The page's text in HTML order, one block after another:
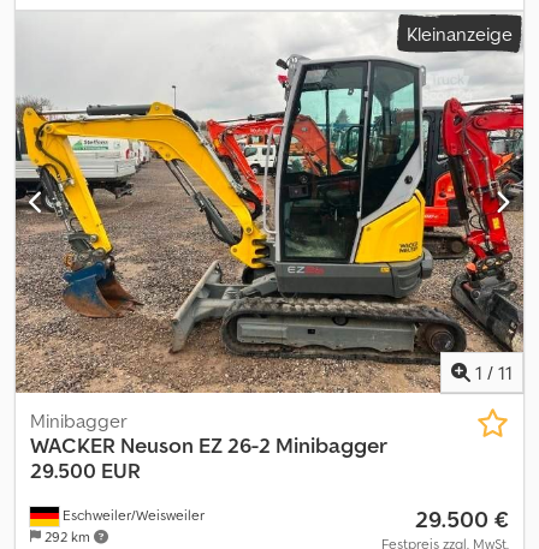
Schnellwechsler * Standard Tieflöffel Anmerkungen Baujahr
2023, 875 h, Betriebsgewicht 2448 kg, Motorleistung 13,8 kW,
hydraulischer Schnellwechsler Verachtert CW 05, 1 Tieflöffel,
hydraulische Zusatzleitung, Arbeitsscheinwerfer, langer Stiel, LED
Arbeitsscheinwerfer vorne und hinten, neue Gummiketten
Nettopreis: 27.500 EUR Mwst. 19 % Bruttopreis: 32.725 EUR
Irrtümer und Zwischenverkauf vorbehalten! Weitere
Informationen Kraftstofftyp: Diesel Antrieb: Raupe Leistung: 14 kW
(19 PS) Motormarke: Yanmar Wenden Sie sich an Philip Müller , ,
p-), um weitere Informationen zu erhalten.----Information in
English Additional options and accessories * Battery
disconnector * Hammer hydr. function * Quick coupler * Rubber
tracks * Standard digging bucket More information Dedpfx Ajy Rc
H Usczeck Type of fuel: Diesel Drive: Track Power: 14 kW (19 HP)
Make of engine: Yanmar Rental currency: EUR Please contact
Philip Müller , , p-) for more information
Kleinanzeige
1 / 11
Eschweiler/Weisweiler
292 km
Minibagger
WACKER Neuson EZ 26-2 Minibagger
29.500 EUR
29.500 €
Festpreis zzgl. MwSt.